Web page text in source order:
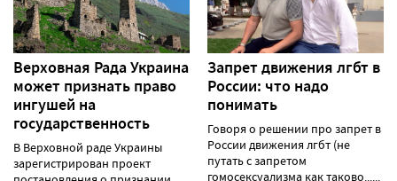
Верховная Рада Украина
может признать право
ингушей на
государственность
В Верховной раде Украины
зарегистрирован проект
Запрет движения лгбт в
России: что надо
понимать
Говоря о решении про запрет в
России движения лгбт (не
путать с запретом
гомосексуализма как таково......